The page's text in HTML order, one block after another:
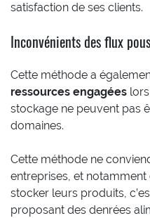
satisfaction de ses clients.
Inconvénients des flux
Cette méthode a
ressources engagées
stockage ne peuvent pas
domaines.
Cette méthode ne
entreprises, et
stocker leurs produits,
proposant des denrées